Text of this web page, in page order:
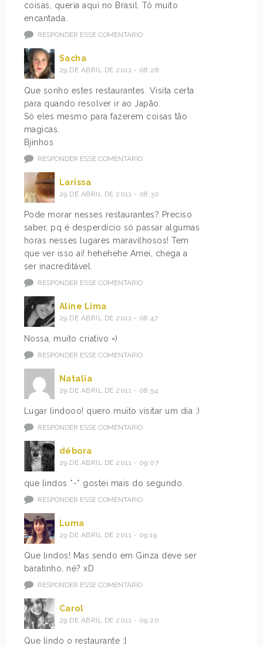
coisas, queria aqui no Brasil. Tô muito
encantada.
RESPONDER ESSE COMENTÁRIO
Sacha
29 DE ABRIL DE 2011 - 08:28
Que sonho estes restaurantes. Visita certa
para quando resolver ir ao Japão.
Só eles mesmo para fazerem coisas tão
magicas.
Bjinhos
RESPONDER ESSE COMENTÁRIO
Larissa
29 DE ABRIL DE 2011 - 08:30
Pode morar nesses restaurantes? Preciso
saber, pq é desperdício só passar algumas
horas nesses lugares maravilhosos! Tem
que ver isso aí! hehehehe Amei, chega a
ser inacreditável.
RESPONDER ESSE COMENTÁRIO
Aline Lima
29 DE ABRIL DE 2011 - 08:47
Nossa, muito criativo =)
RESPONDER ESSE COMENTÁRIO
Natalia
29 DE ABRIL DE 2011 - 08:54
Lugar lindooo! quero muito visitar um dia :)
RESPONDER ESSE COMENTÁRIO
débora
29 DE ABRIL DE 2011 - 09:07
que lindos *-* gostei mais do segundo.
RESPONDER ESSE COMENTÁRIO
Luma
29 DE ABRIL DE 2011 - 09:19
Que lindos! Mas sendo em Ginza deve ser
baratinho, né? xD
RESPONDER ESSE COMENTÁRIO
Carol
29 DE ABRIL DE 2011 - 09:20
Que lindo o restaurante :]